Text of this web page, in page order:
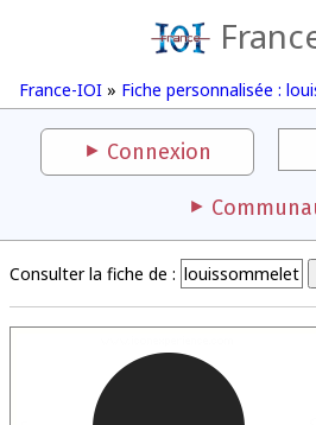
France-IOI » Fiche personnalisée :
Connexion
Consulter la fiche de :